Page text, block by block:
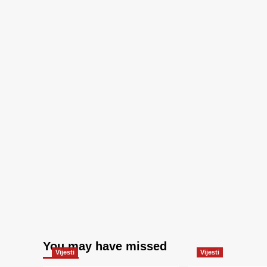
You may have missed
Vijesti Vijesti